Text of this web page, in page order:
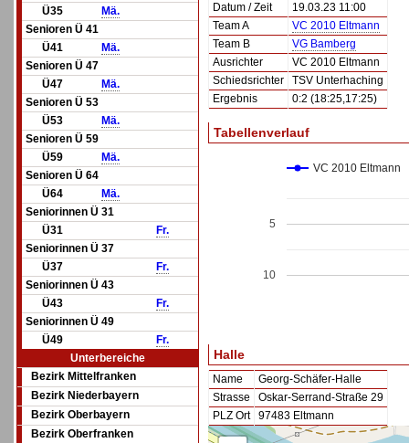
Ü35
Mä.
Senioren Ü 41
Ü41
Mä.
Senioren Ü 47
Ü47
Mä.
Senioren Ü 53
Ü53
Mä.
Senioren Ü 59
Ü59
Mä.
Senioren Ü 64
Ü64
Mä.
Seniorinnen Ü 31
Ü31
Fr.
Seniorinnen Ü 37
Ü37
Fr.
Seniorinnen Ü 43
Ü43
Fr.
Seniorinnen Ü 49
Ü49
Fr.
Unterbereiche
Bezirk Mittelfranken
Bezirk Niederbayern
Bezirk Oberbayern
Bezirk Oberfranken
Datum / Zeit
19.03.23 11:00
Team A
VC 2010 Eltmann
Team B
VG Bamberg
Ausrichter
VC 2010 Eltmann
Schiedsrichter
TSV Unterhaching
Ergebnis
0:2 (18:25,17:25)
Tabellenverlauf
VC 2010 Eltmann
5
10
Halle
Name
Georg-Schäfer-Halle
Strasse
Oskar-Serrand-Straße 29
PLZ Ort
97483 Eltmann